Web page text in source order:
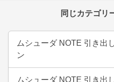
同じカテゴリ
ムシューダ NOTE 引き出
ン
ムシューダ NOTE 引き出